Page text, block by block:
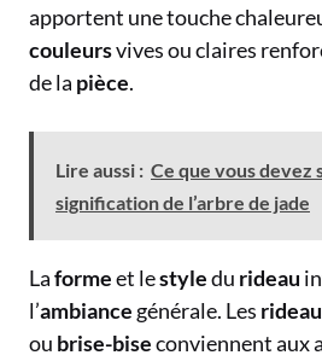
apportent une touche
couleursvives ou claires
de la pièce.
Lire aussi : Ce que vous devez
signification de l’arbre de jade
Laformeet lestyledu rideau
l’ambiance générale. Les
ou brise-biseconviennent aux